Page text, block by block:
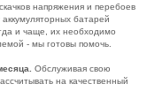
напряжения и перебоев
батарей
и чаще, их необходимо
- мы готовы помочь.
Обслуживая свою
на качественный